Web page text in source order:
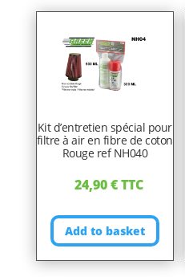
Kit d’entretien spécial pour
filtre à air en fibre de coton
Rouge ref NH040
24,90€TTC
Add to basket